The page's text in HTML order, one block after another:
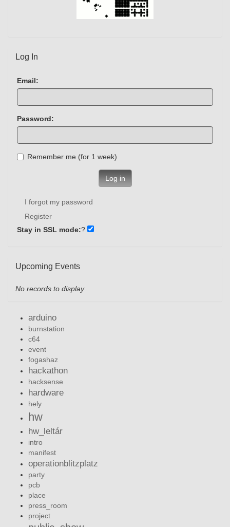
Log In
Email:
Password:
Remember me (for 1 week)
Log in
I forgot my password
Register
Stay in SSL mode:?
Upcoming Events
No records to display
arduino
burnstation
c64
event
fogashaz
hackathon
hacksense
hardware
hely
hw
hw_leltár
intro
manifest
operationblitzplatz
party
pcb
place
press_room
project